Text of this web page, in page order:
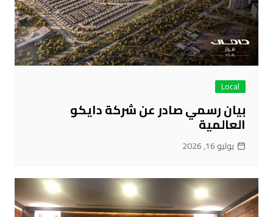
Local
بيان رسمي صادر عن شركة دايكو
العالمية
يوليو 16, 2026